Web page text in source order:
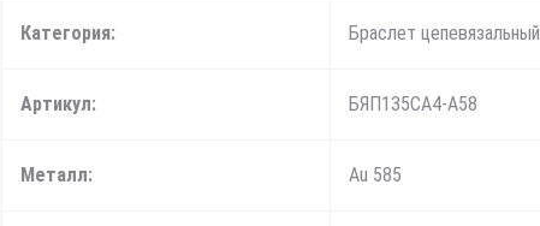
Категория: Браслет цепевязальный
Артикул: БЯП135СА4-А58
Металл: Au 585